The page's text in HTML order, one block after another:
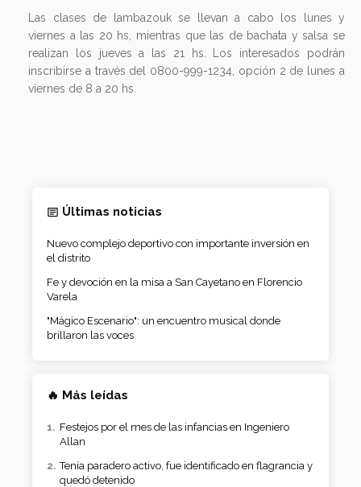
Las clases de lambazouk se llevan a cabo los lunes y
viernes a las 20 hs, mientras que las de bachata y salsa se
realizan los jueves a las 21 hs. Los interesados podrán
inscribirse a través del 0800-999-1234, opción 2 de lunes a
viernes de 8 a 20 hs.
Últimas noticias
Nuevo complejo deportivo con importante inversión en
el distrito
Fe y devoción en la misa a San Cayetano en Florencio
Varela
"Mágico Escenario": un encuentro musical donde
brillaron las voces
🔥 Más leídas
Festejos por el mes de las infancias en Ingeniero
Allan
Tenía paradero activo, fue identificado en flagrancia y
quedó detenido